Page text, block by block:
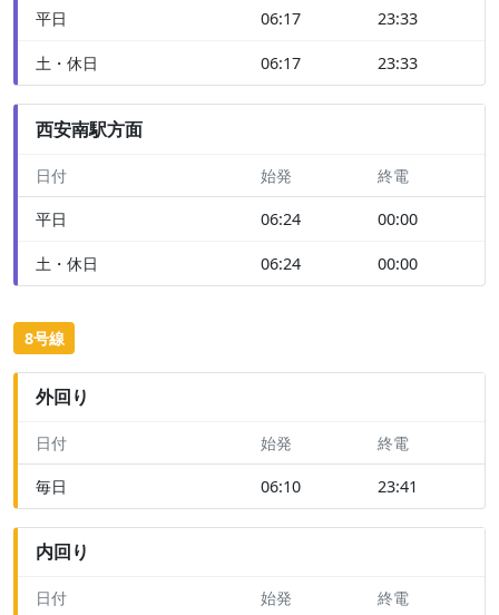
平日 06:17 23:33
土・休日 06:17 23:33
西安南駅方面
日付 始発 終電
平日 06:24 00:00
土・休日 06:24 00:00
8号線
外回り
日付 始発 終電
毎日 06:10 23:41
内回り
日付 始発 終電